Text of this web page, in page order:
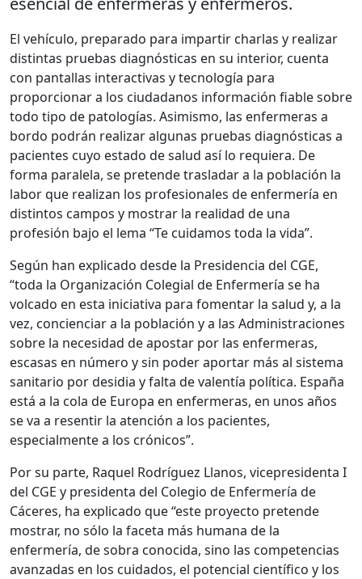
El vehículo, preparado para impartir charlas y realizar
distintas pruebas diagnósticas en su interior, cuenta
con pantallas interactivas y tecnología para
proporcionar a los ciudadanos información fiable sobre
todo tipo de patologías. Asimismo, las enfermeras a
bordo podrán realizar algunas pruebas diagnósticas a
pacientes cuyo estado de salud así lo requiera. De
forma paralela, se pretende trasladar a la población la
labor que realizan los profesionales de enfermería en
distintos campos y mostrar la realidad de una
profesión bajo el lema “Te cuidamos toda la vida”.
Según han explicado desde la Presidencia del CGE,
“toda la Organización Colegial de Enfermería se ha
volcado en esta iniciativa para fomentar la salud y, a la
vez, concienciar a la población y a las Administraciones
sobre la necesidad de apostar por las enfermeras,
escasas en número y sin poder aportar más al sistema
sanitario por desidia y falta de valentía política. España
está a la cola de Europa en enfermeras, en unos años
se va a resentir la atención a los pacientes,
especialmente a los crónicos”.
Por su parte, Raquel Rodríguez Llanos, vicepresidenta I
del CGE y presidenta del Colegio de Enfermería de
Cáceres, ha explicado que “este proyecto pretende
mostrar, no sólo la faceta más humana de la
enfermería, de sobra conocida, sino las competencias
avanzadas en los cuidados, el potencial científico y los